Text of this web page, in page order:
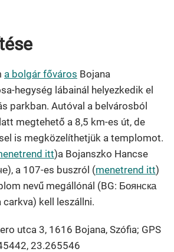
a bolgár főváros Bojana
hegység lábainál helyezkedik el
parkban. Autóval a belvárosból
megtehető a 8,5 km-es út, de
is megközelíthetjük a templomot.
itt)a Bojanszko Hancse
a 107-es buszról (menetrend itt)
nevű megállónál (BG: Боянска
carkva) kell leszállni.
utca 3, 1616 Bojana, Szófia; GPS
23.265546